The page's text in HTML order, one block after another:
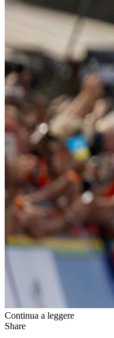
Continua a leggere
Share